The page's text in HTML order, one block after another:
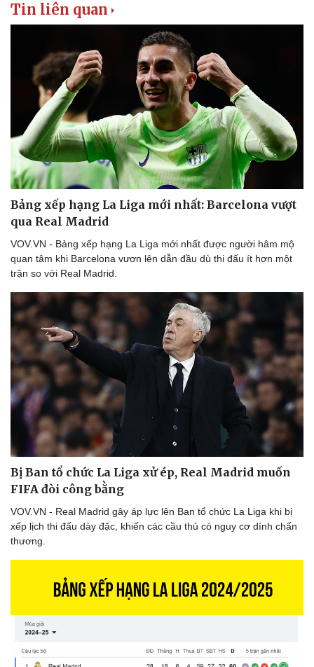
Thể thao
Bóng đá
Lịch thi đấu bóng đá
Thế giới thể thao
eSports
Hậu trường
Ô tô - Xe máy
Ô tô
Xe máy
Tư vấn
Tin liên quan
Bảng xếp hạng La Liga mới nhất: Barcelona vượt
qua Real Madrid
VOV.VN - Bảng xếp hạng La Liga mới nhất được người hâm mộ
quan tâm khi Barcelona vươn lên dẫn đầu dù thi đấu ít hơn một
trận so với Real Madrid.
Bị Ban tổ chức La Liga xử ép, Real Madrid muốn
FIFA đòi công bằng
VOV.VN - Real Madrid gây áp lực lên Ban tổ chức La Liga khi bị
xếp lịch thi đấu dày đặc, khiến các cầu thủ có nguy cơ dính chấn
thương.